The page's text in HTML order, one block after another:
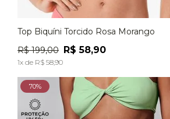
G
M
P
ADICIONAR À SACOLA
Top Biquíni Torcido Rosa Morango
R$ 199,00 R$ 58,90
1x de R$ 58,90
70%